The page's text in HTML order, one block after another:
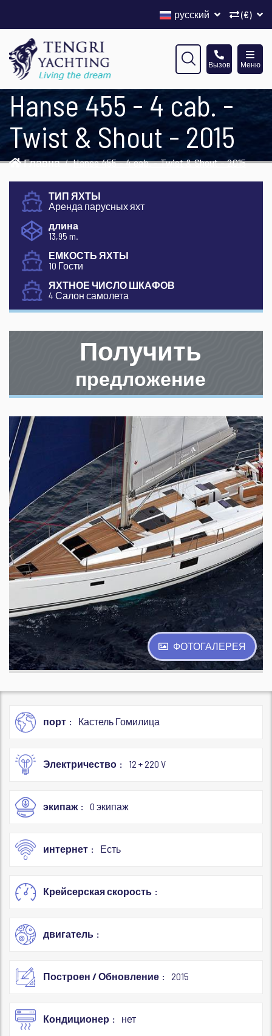
(€)
русский
Меню
Вызов
Hanse 455 - 4 cab. -
Twist & Shout - 2015
Главна Hanse 455 - 4 cab. - Twist & Shout - 2015
ТИП ЯХТЫ
Аренда парусных яхт
длина
13,95 m.
ЕМКОСТЬ ЯХТЫ
10 Гости
ЯХТНОЕ ЧИСЛО ШКАФОВ
4 Салон самолета
Получить
предложение
ФОТОГАЛЕРЕЯ
порт Кастель Гомилица
Электричество 12 + 220 V
экипаж 0 экипаж
интернет Есть
Крейсерская скорость
двигатель
Построен / Обновление 2015
Кондиционер нет